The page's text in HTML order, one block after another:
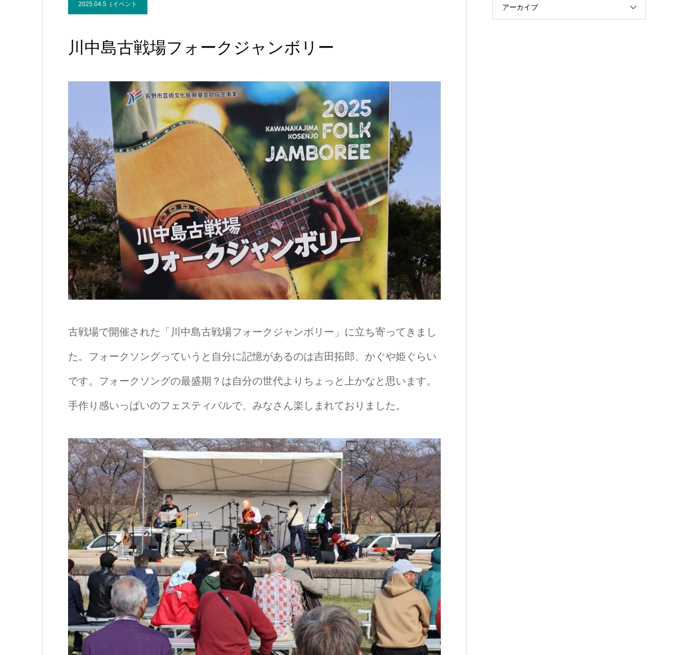
2025.04.5 イベント
川中島古戦場フォークジャンボリー
古戦場で開催された「川中島古戦場フォークジャンボリー」に立ち寄ってきまし
た。フォークソングっていうと自分に記憶があるのは吉田拓郎、かぐや姫ぐらい
です。フォークソングの最盛期？は自分の世代よりちょっと上かなと思います。
手作り感いっぱいのフェスティバルで、みなさん楽しまれておりました。
アーカイブ